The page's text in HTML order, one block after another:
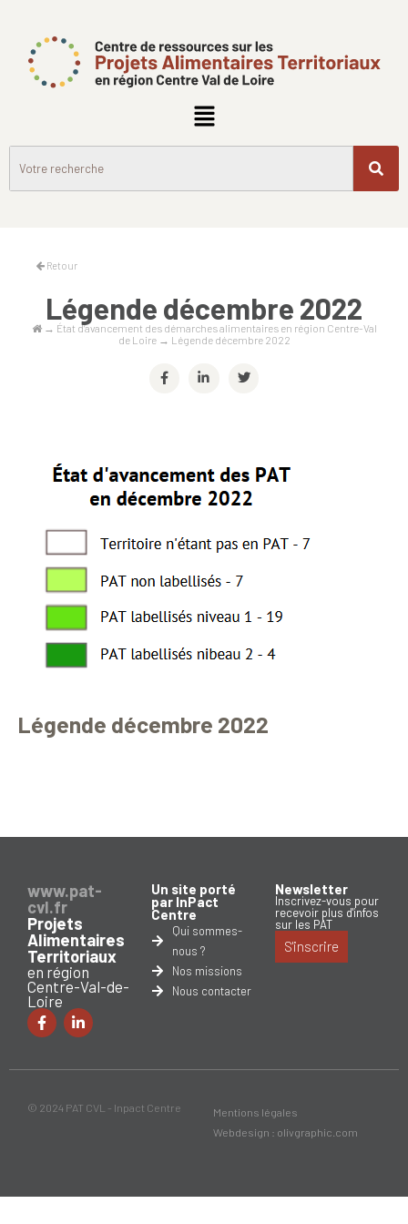
Retour
Légende décembre 2022
→ État d’avancement des démarches alimentaires en région Centre-Val
de Loire→ Légende décembre 2022
Légende décembre 2022
www.pat-
cvl.fr
Projets
Alimentaires
Territoriaux
en région
Centre-Val-de-
Loire
Un site porté
par InPact
Centre
Qui sommes-
nous ?
Nos missions
Nous contacter
Newsletter
Inscrivez-vous pour
recevoir plus d'infos
sur les PAT
S'inscrire
© 2024 PAT CVL - Inpact Centre
Mentions légales
Webdesign : olivgraphic.com